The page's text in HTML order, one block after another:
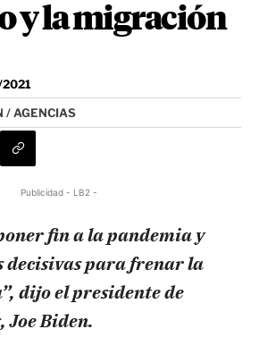
y la migración
2021
/ AGENCIAS
Publicidad - LB2 -
fin a la pandemia y
decisivas para frenar la
dijo el presidente de
Joe Biden.